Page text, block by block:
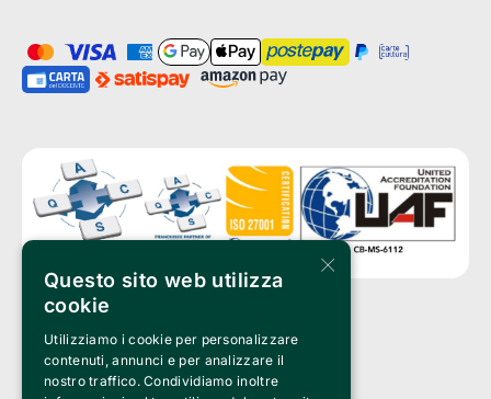
Clappit è un marchio di proprietà di:
Bemils Srl
a Socio Unico
Via Fosse Ardeatine, 4 -20092 Cinisello Balsamo (MI)
×
Questo sito web utilizza
cookie
Utilizziamo i cookie per personalizzare
contenuti, annunci e per analizzare il
nostro traffico. Condividiamo inoltre